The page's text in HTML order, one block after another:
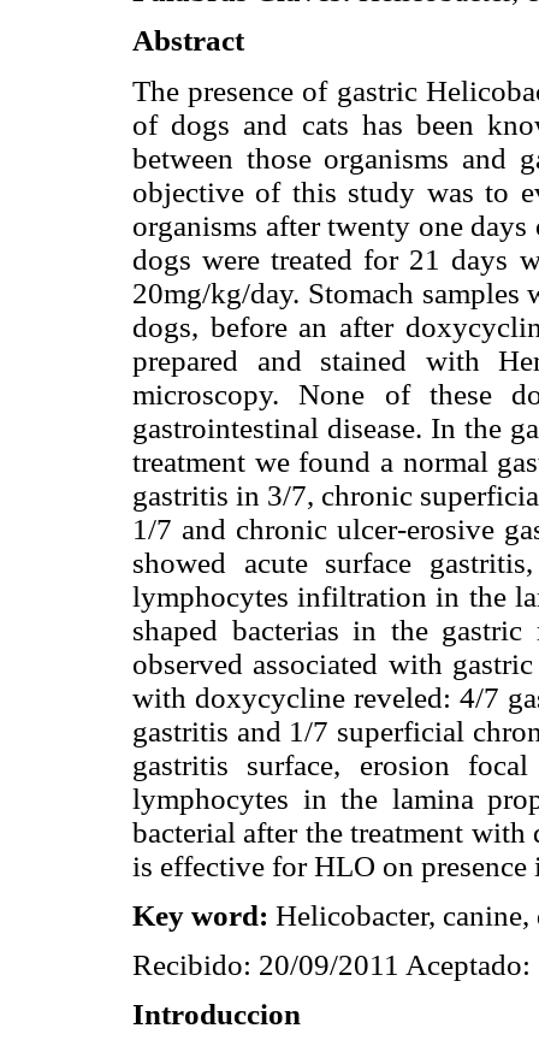
Abstract
The presence of gastric
of dogs and cats has been
between those organisms and
objective of this study was to
organisms after twenty one
dogs were treated for 21 days
20mg/kg/day. Stomach
dogs, before an after
prepared and stained with
microscopy. None of these
gastrointestinal disease. In the
treatment we found a normal
gastritis in 3/7, chronic
1/7 and chronic ulcer-erosive
showed acute surface
lymphocytes infiltration in the
shaped bacterias in the
observed associated with
with doxycycline reveled: 4/7
gastritis and 1/7 superficial
gastritis surface, erosion
lymphocytes in the lamina
bacterial after the treatment
is effective for HLO on presence
Key word: Helicobacter,
Recibido: 20/09/2011
Introduccion